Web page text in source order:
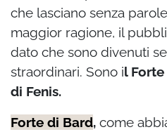
che lasciano senza
maggior ragione, il
dato che sono divenuti
straordinari. Sono il
di Fenis.
Forte di Bard, come